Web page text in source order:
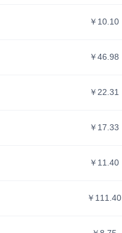
￥10.10
￥46.98
￥22.31
￥17.33
￥11.40
￥111.40